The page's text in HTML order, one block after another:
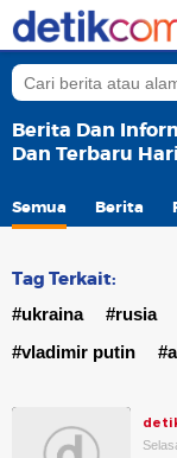
Berita Dan
Dan Terbaru
Semua Berita
Tag Terkait:
#ukraina #rusia
#vladimir putin